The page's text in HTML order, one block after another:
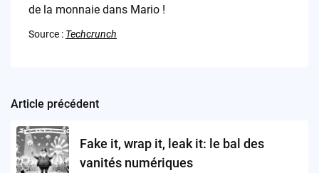
de la monnaie dans Mario !
Source : Techcrunch
Post
navigation
Article précédent
Fake it, wrap it, leak it: le bal des
vanités numériques